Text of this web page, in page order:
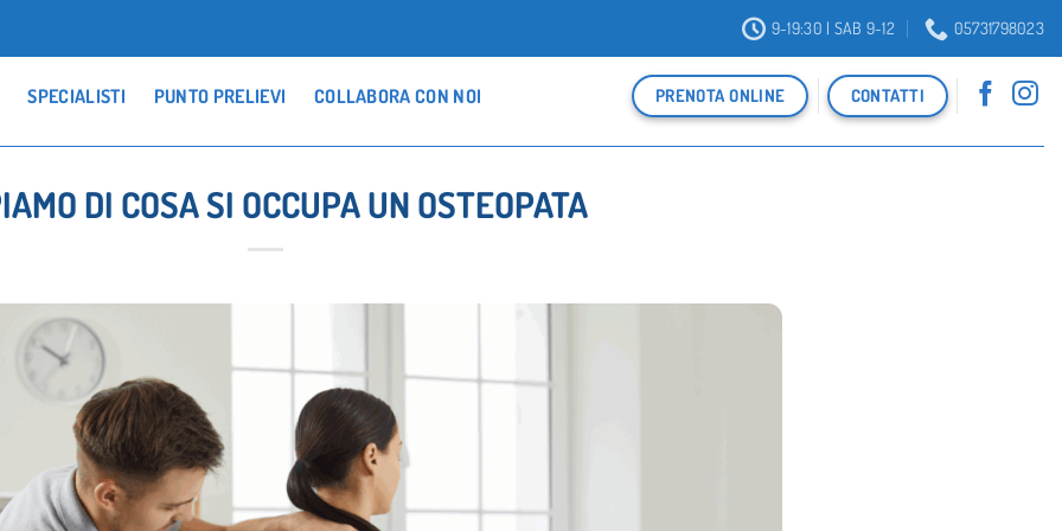
9-19:30 | SAB 9-12 05731798023
SPECIALISTI PUNTO PRELIEVI COLLABORA CON NOI PRENOTA ONLINE CONTATTI
DI COSA SI OCCUPA UN OSTEOPATA